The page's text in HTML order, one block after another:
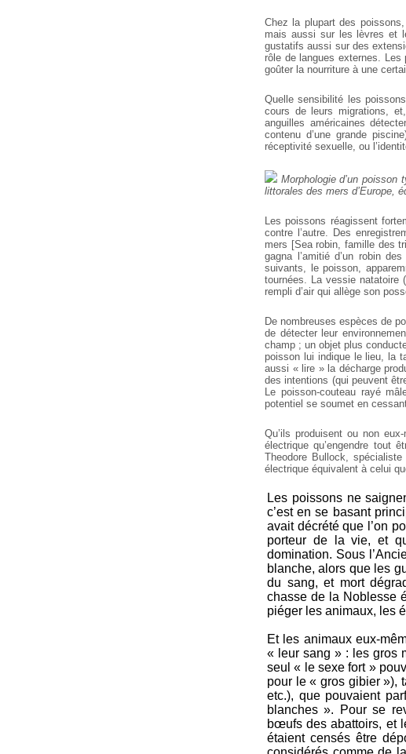
Chez la plupart des
mais aussi sur les lèvres et
gustatifs aussi sur des
rôle de langues externes.
goûter la nourriture à une
Quelle sensibilité les
cours de leurs migrations,
anguilles américaines
contenu d’une grande
réceptivité sexuelle, ou
Morphologie d’un
littorales des mers d’Europe,
Les poissons réagissent
contre l’autre. Des
mers [Sea robin, famille des
gagna l’amitié d’un robin
suivants, le poisson,
tournées. La vessie natatoire
rempli d’air qui allège son
De nombreuses espèces de
de détecter leur
champ ; un objet plus
poisson lui indique le lieu, la
aussi « lire » la décharge
des intentions (qui peuvent
Le poisson-couteau rayé
potentiel se soumet en
Qu’ils produisent ou non
électrique qu’engendre tout
Theodore Bullock,
électrique équivalent à celui
Les poissons ne
c’est en se basant
avait décrété que l’on
porteur de la vie, et
domination. Sous
blanche, alors que les
du sang, et mort
chasse de la Noblesse
piéger les animaux, les
Et les animaux eux-
« leur sang » : les gros
seul « le sexe fort »
pour le « gros gibier »),
etc.), que pouvaient
blanches ». Pour se
bœufs des abattoirs, et
étaient censés être